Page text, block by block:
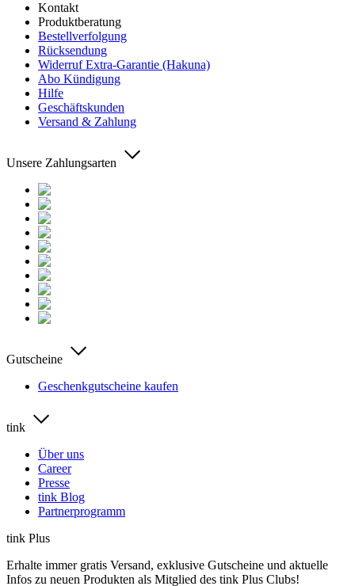
Kontakt
Produktberatung
Bestellverfolgung
Rücksendung
Widerruf Extra-Garantie (Hakuna)
Abo Kündigung
Hilfe
Geschäftskunden
Versand & Zahlung
Unsere Zahlungsarten
Gutscheine
Geschenkgutscheine kaufen
tink
Über uns
Career
Presse
tink Blog
Partnerprogramm
tink Plus
Erhalte immer gratis Versand, exklusive Gutscheine und aktuelle
Infos zu neuen Produkten als Mitglied des tink Plus Clubs!